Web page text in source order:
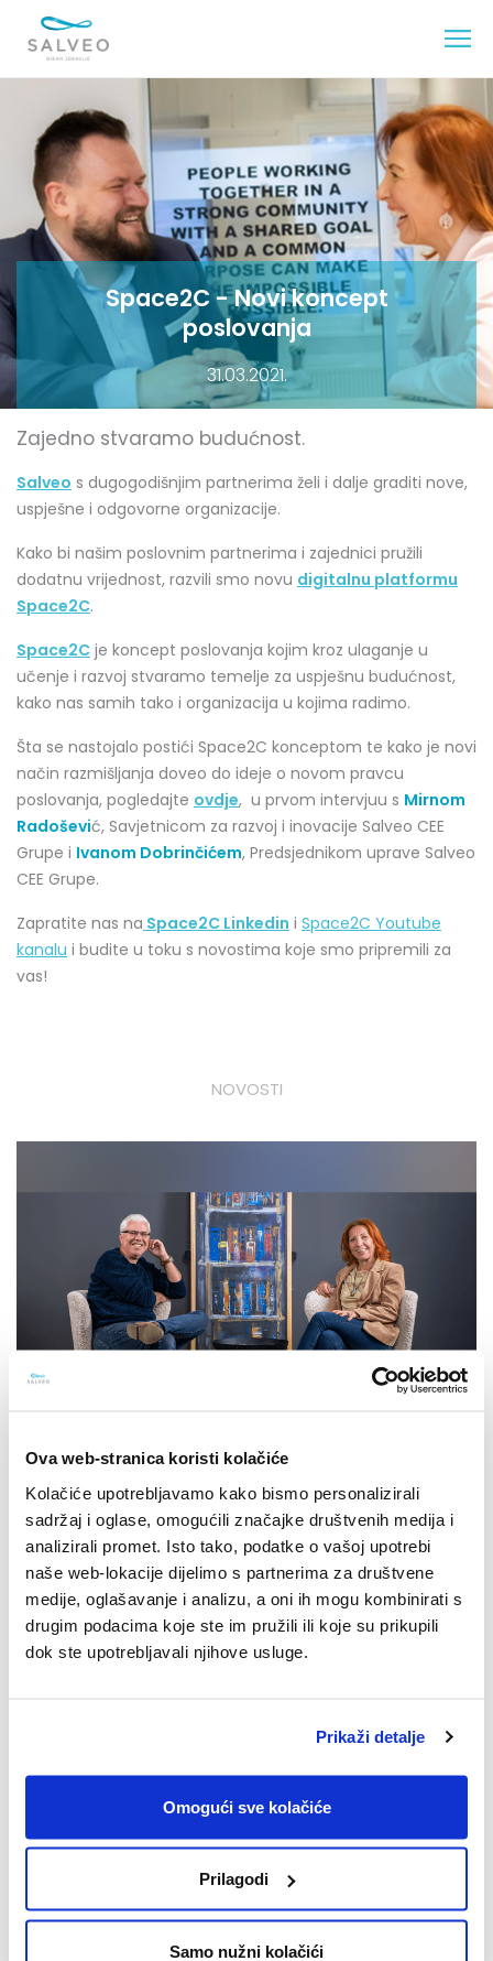
Ova web-stranica koristi kolačiće
Kolačiće upotrebljavamo kako bismo personalizirali
sadržaj i oglase, omogućili značajke društvenih medija i
analizirali promet. Isto tako, podatke o vašoj upotrebi
naše web-lokacije dijelimo s partnerima za društvene
medije, oglašavanje i analizu, a oni ih mogu kombinirati s
drugim podacima koje ste im pružili ili koje su prikupili
dok ste upotrebljavali njihove usluge.
Prikaži detalje
Omogući sve kolačiće
Prilagodi
Samo nužni kolačići
Space2C - Novi koncept
poslovanja
31.03.2021.
Zajedno stvaramo budućnost.
Salveo s dugogodišnjim partnerima želi i dalje graditi nove,
uspješne i odgovorne organizacije.
Kako bi našim poslovnim partnerima i zajednici pružili
dodatnu vrijednost, razvili smo novu digitalnu platformu
Space2C.
Space2C je koncept poslovanja kojim kroz ulaganje u
učenje i razvoj stvaramo temelje za uspješnu budućnost,
kako nas samih tako i organizacija u kojima radimo.
Šta se nastojalo postići Space2C konceptom te kako je novi
način razmišljanja doveo do ideje o novom pravcu
poslovanja, pogledajte ovdje, u prvom intervjuu s Mirnom
Radošević, Savjetnicom za razvoj i inovacije Salveo CEE
Grupe i Ivanom Dobrinčićem, Predsjednikom uprave Salveo
CEE Grupe.
Zapratite nas na Space2C Linkedin i Space2C Youtube
kanalu i budite u toku s novostima koje smo pripremili za
vas!
NOVOSTI
15.10.2025.
SPACE2TALK: Epizoda #14: [Intelekt,
intuicija i instinkt]
Pogledajte epizodu #14 SPACE2TALK podcasta.